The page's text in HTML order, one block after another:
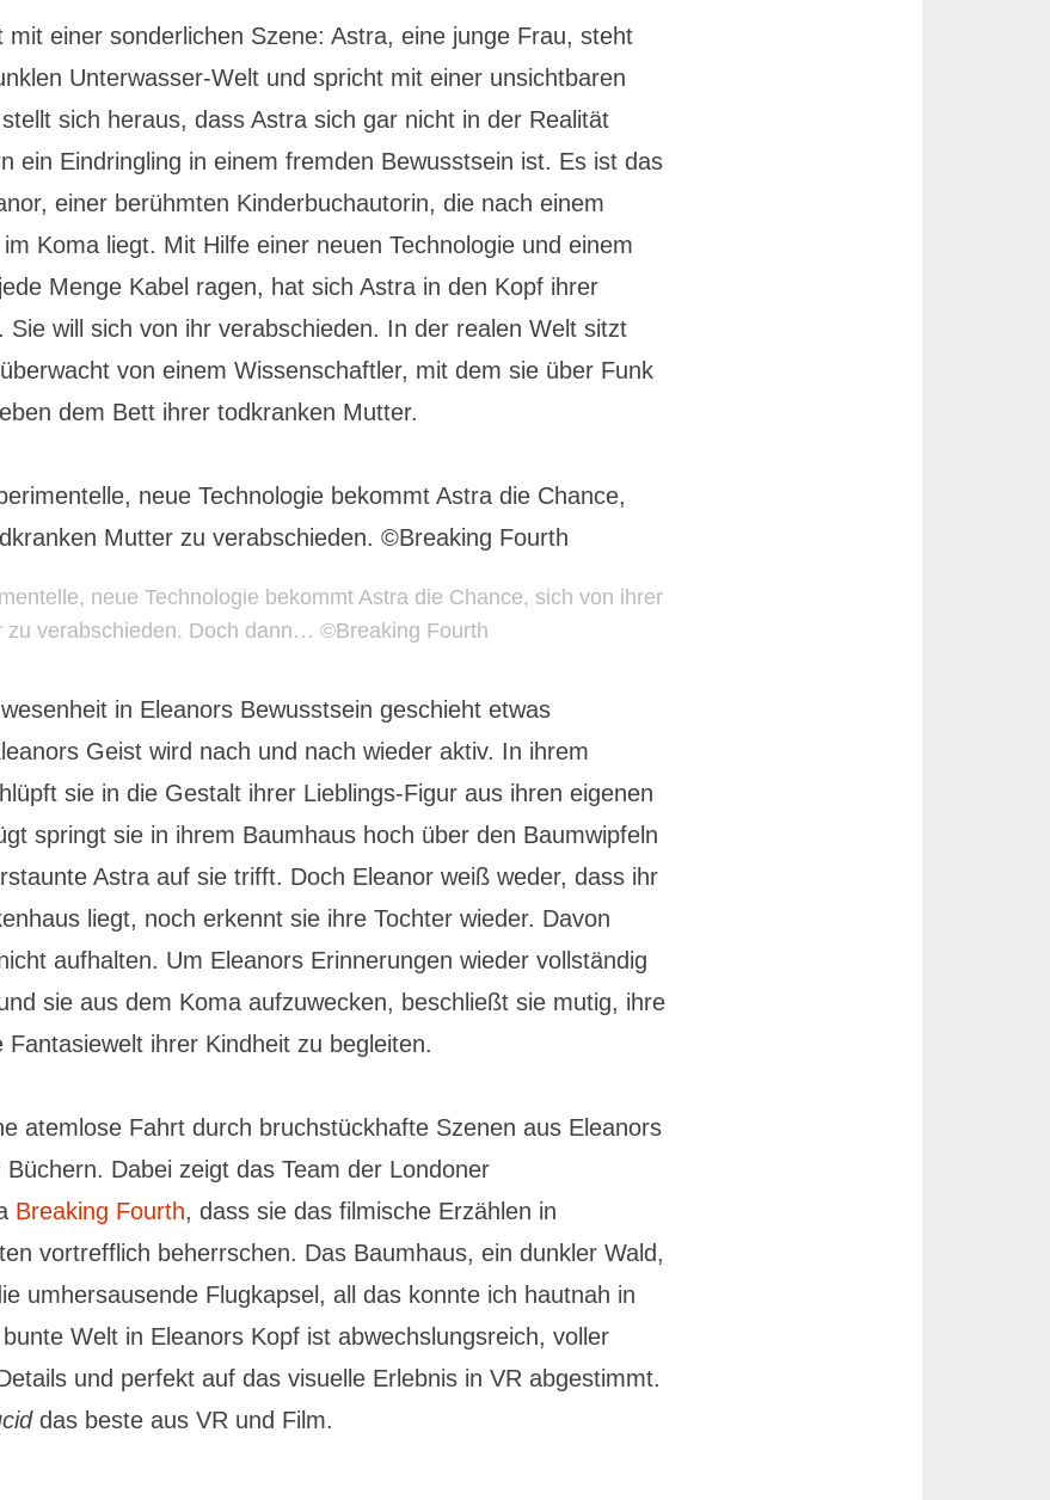
mit einer sonderlichen Szene: Astra, eine junge Frau, steht
Unterwasser-Welt und spricht mit einer unsichtbaren
sich heraus, dass Astra sich gar nicht in der Realität
ein Eindringling in einem fremden Bewusstsein ist. Es ist das
einer berühmten Kinderbuchautorin, die nach einem
Koma liegt. Mit Hilfe einer neuen Technologie und einem
Menge Kabel ragen, hat sich Astra in den Kopf ihrer
Sie will sich von ihr verabschieden. In der realen Welt sitzt
von einem Wissenschaftler, mit dem sie über Funk
dem Bett ihrer todkranken Mutter.
neue Technologie bekommt Astra die Chance, sich von ihrer
zu verabschieden. Doch dann… ©Breaking Fourth
in Eleanors Bewusstsein geschieht etwas
Geist wird nach und nach wieder aktiv. In ihrem
sie in die Gestalt ihrer Lieblings-Figur aus ihren eigenen
springt sie in ihrem Baumhaus hoch über den Baumwipfeln
Astra auf sie trifft. Doch Eleanor weiß weder, dass ihr
liegt, noch erkennt sie ihre Tochter wieder. Davon
aufhalten. Um Eleanors Erinnerungen wieder vollständig
sie aus dem Koma aufzuwecken, beschließt sie mutig, ihre
Fantasiewelt ihrer Kindheit zu begleiten.
atemlose Fahrt durch bruchstückhafte Szenen aus Eleanors
Büchern. Dabei zeigt das Team der Londoner
Breaking Fourth, dass sie das filmische Erzählen in
vortrefflich beherrschen. Das Baumhaus, ein dunkler Wald,
umhersausende Flugkapsel, all das konnte ich hautnah in
Welt in Eleanors Kopf ist abwechslungsreich, voller
und perfekt auf das visuelle Erlebnis in VR abgestimmt.
das beste aus VR und Film.